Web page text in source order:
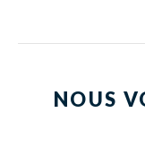
NOUS